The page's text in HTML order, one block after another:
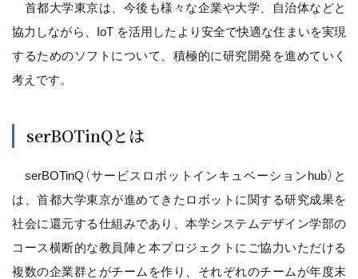
首都大学東京は、今後も様々な企業や大学、自治体などと
協力しながら、IoT を活用したより安全で快適な住まいを実現
するためのソフトについて、積極的に研究開発を進めていく
考えです。
serBOTinQとは
serBOTinQ（サービスロボットインキュベーションhub）と
は、首都大学東京が進めてきたロボットに関する研究成果を
社会に還元する仕組みであり、本学システムデザイン学部の
コース横断的な教員陣と本プロジェクトにご協力いただける
複数の企業群とがチームを作り、それぞれのチームが年度末